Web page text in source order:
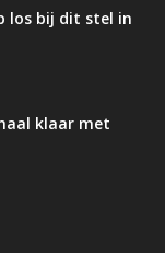
los bij dit stel in
klaar met